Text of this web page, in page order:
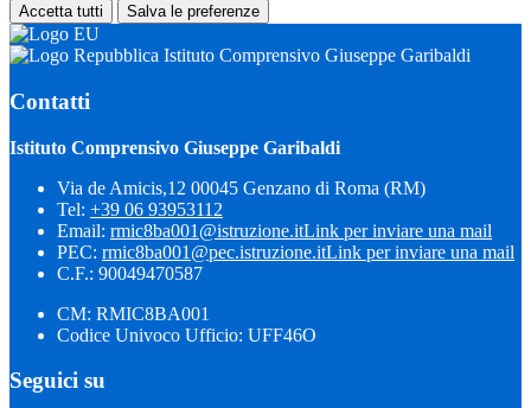
Accetta tutti Salva le preferenze
Istituto Comprensivo Giuseppe Garibaldi
Contatti
Istituto Comprensivo Giuseppe Garibaldi
Via de Amicis,12 00045 Genzano di Roma (RM)
Tel: +39 06 93953112
Email: rmic8ba001@istruzione.itLink per inviare una mail
PEC: rmic8ba001@pec.istruzione.itLink per inviare una mail
C.F.: 90049470587
CM: RMIC8BA001
Codice Univoco Ufficio: UFF46O
Seguici su